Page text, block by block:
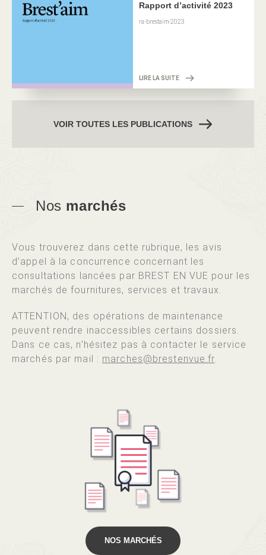
Rapport d’activité 2023
ra-brestaim-2023
LIRE LA SUITE
VOIR TOUTES LES PUBLICATIONS
Nos marchés
Vous trouverez dans cette rubrique, les avis
d’appel à la concurrence concernant les
consultations lancées par BREST EN VUE pour les
marchés de fournitures, services et travaux.
ATTENTION, des opérations de maintenance
peuvent rendre inaccessibles certains dossiers.
Dans ce cas, n’hésitez pas à contacter le service
marchés par mail : marches@brestenvue.fr.
NOS MARCHÉS